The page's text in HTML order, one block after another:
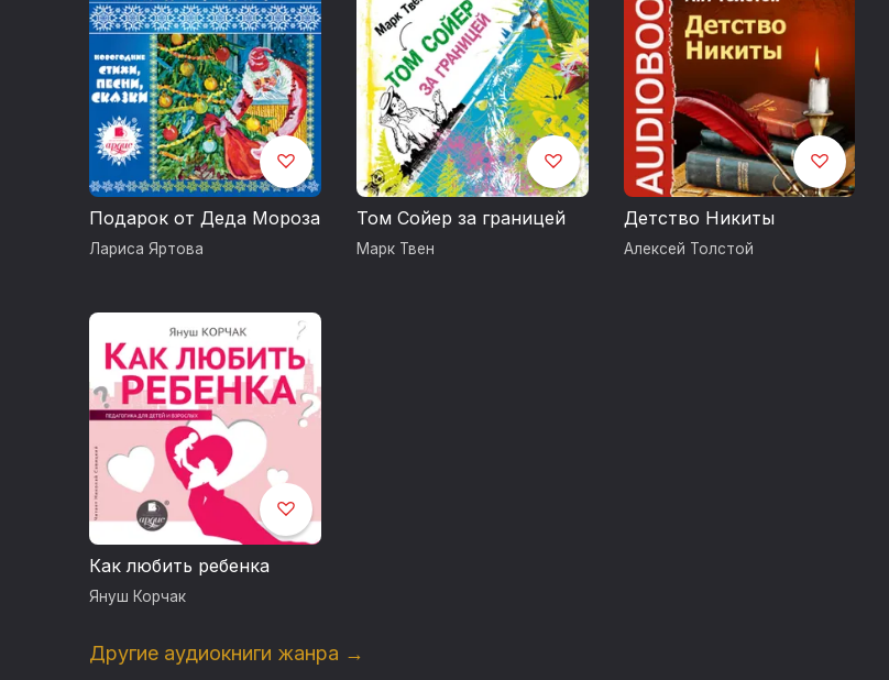
Запись 2018 года
Подарок от Деда Мороза
Лариса Яртова
Том Сойер за границей
Марк Твен
Детство Никиты
Алексей Толстой
Как любить ребенка
Януш Корчак
Другие аудиокниги жанра →